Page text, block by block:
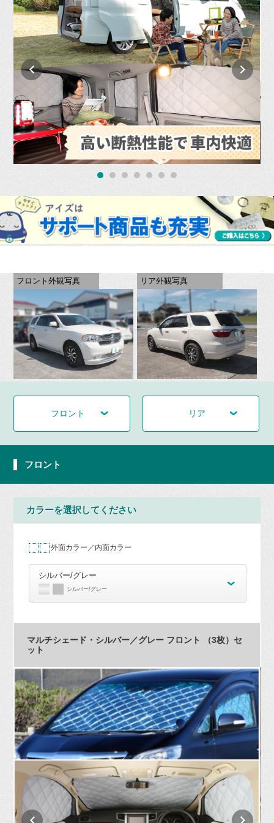
フロント外観写真 リア外観写真
フロント リア
フロント
カラーを選択してください
外面カラー／内面カラー
シルバー/グレー
シルバー/グレー
マルチシェード・シルバー／グレー フロント （3枚）セ
ット